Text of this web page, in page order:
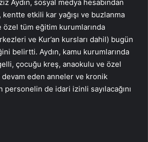
Aydın, sosyal medya hesabından
kentte etkili kar yağışı ve buzlanma
tüm eğitim kurumlarında
ve Kur’an kursları dahil) bugün
belirtti. Aydın, kamu kurumlarında
çocuğu kreş, anaokulu ve özel
devam eden anneler ve kronik
personelin de idari izinli sayılacağını